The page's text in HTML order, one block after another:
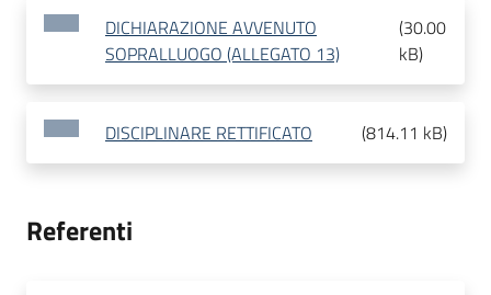
DICHIARAZIONE AVVENUTO
SOPRALLUOGO (ALLEGATO 13)
(30.00
kB)
DISCIPLINARE RETTIFICATO (814.11 kB)
Referenti